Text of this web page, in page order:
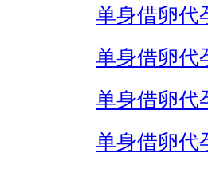
单身借卵代
单身借卵代
单身借卵代
单身借卵代